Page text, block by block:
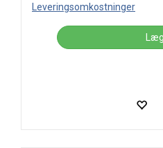
Leveringsomkostninger